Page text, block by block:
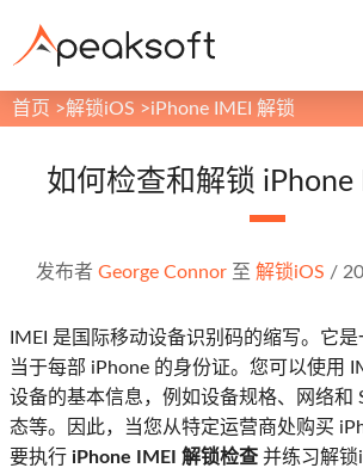
首页 >解锁iOS >iPhone IMEI 解锁
如何检查和解锁 iPhone
发布者 George Connor 至 解锁iOS /
IMEI 是国际移动设备识别码的缩写。它
当于每部 iPhone 的身份证。您可以使用
设备的基本信息，例如设备规格、网络和
态等。因此，当您从特定运营商处购买
要执行 iPhone IMEI 解锁检查 并练习解锁